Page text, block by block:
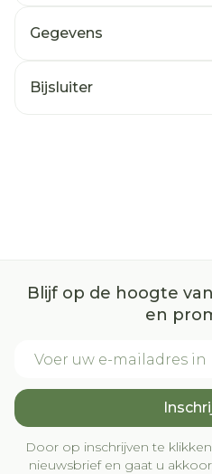
Gegevens
Bijsluiter
Blijf op de hoogte
en
Door op inschrijven te
nieuwsbrief en gaat u